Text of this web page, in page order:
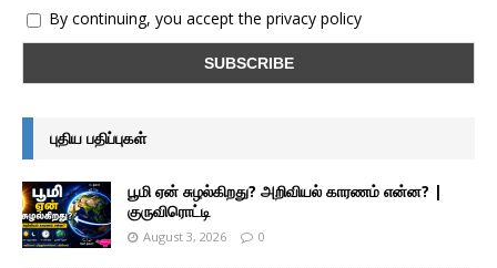
By continuing, you accept the privacy policy
புதிய பதிப்புகள்
பூமி ஏன் சுழல்கிறது? அறிவியல் காரணம் என்ன? |
குருவிரொட்டி
August 3, 2026 0